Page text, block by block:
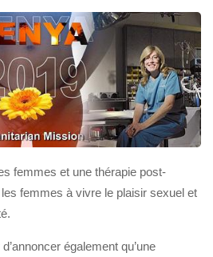
femmes et une thérapie post-
femmes à vivre le plaisir sexuel et
également qu’une